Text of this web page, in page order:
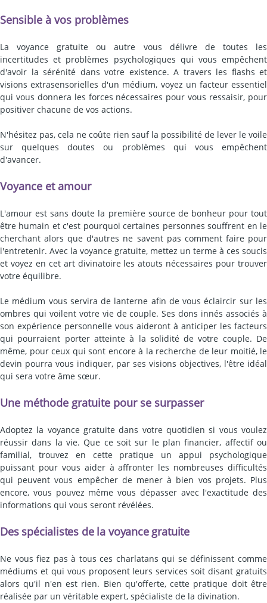
Sensible à vos problèmes
La voyance gratuite ou autre vous délivre de toutes les
incertitudes et problèmes psychologiques qui vous empêchent
d'avoir la sérénité dans votre existence. A travers les flashs et
visions extrasensorielles d'un médium, voyez un facteur essentiel
qui vous donnera les forces nécessaires pour vous ressaisir, pour
positiver chacune de vos actions.
N'hésitez pas, cela ne coûte rien sauf la possibilité de lever le voile
sur quelques doutes ou problèmes qui vous empêchent
d'avancer.
Voyance et amour
L'amour est sans doute la première source de bonheur pour tout
être humain et c'est pourquoi certaines personnes souffrent en le
cherchant alors que d'autres ne savent pas comment faire pour
l'entretenir. Avec la voyance gratuite, mettez un terme à ces soucis
et voyez en cet art divinatoire les atouts nécessaires pour trouver
votre équilibre.
Le médium vous servira de lanterne afin de vous éclaircir sur les
ombres qui voilent votre vie de couple. Ses dons innés associés à
son expérience personnelle vous aideront à anticiper les facteurs
qui pourraient porter atteinte à la solidité de votre couple. De
même, pour ceux qui sont encore à la recherche de leur moitié, le
devin pourra vous indiquer, par ses visions objectives, l'être idéal
qui sera votre âme sœur.
Une méthode gratuite pour se surpasser
Adoptez la voyance gratuite dans votre quotidien si vous voulez
réussir dans la vie. Que ce soit sur le plan financier, affectif ou
familial, trouvez en cette pratique un appui psychologique
puissant pour vous aider à affronter les nombreuses difficultés
qui peuvent vous empêcher de mener à bien vos projets. Plus
encore, vous pouvez même vous dépasser avec l'exactitude des
informations qui vous seront révélées.
Des spécialistes de la voyance gratuite
Ne vous fiez pas à tous ces charlatans qui se définissent comme
médiums et qui vous proposent leurs services soit disant gratuits
alors qu'il n'en est rien. Bien qu'offerte, cette pratique doit être
réalisée par un véritable expert, spécialiste de la divination.